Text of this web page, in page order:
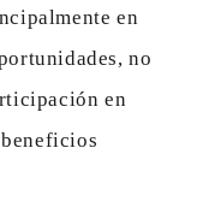
en
no
en